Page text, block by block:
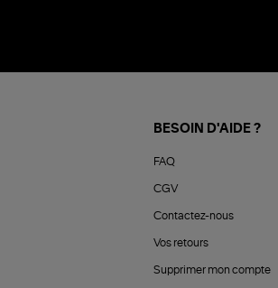
BESOIN D'AIDE ?
FAQ
CGV
Contactez-nous
Vos retours
Supprimer mon compte